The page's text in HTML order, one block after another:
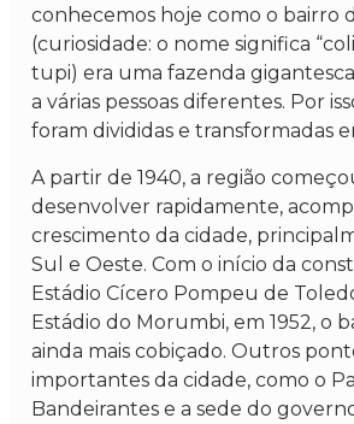
conhecemos hoje como o bairro
(curiosidade: o nome significa
tupi) era uma fazenda
a várias pessoas diferentes. Por
foram divididas e transformadas
A partir de 1940, a região
desenvolver rapidamente,
crescimento da cidade,
Sul e Oeste. Com o início da
Estádio Cícero Pompeu de
Estádio do Morumbi, em 1952, o
ainda mais cobiçado. Outros
importantes da cidade, como o
Bandeirantes e a sede do